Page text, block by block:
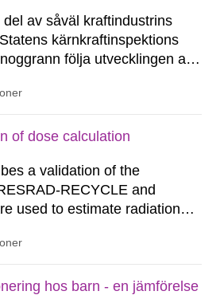
av såväl kraftindustrins
kärnkraftinspektions
följa utvecklingen av
upprepanden och för
erfarenhetsåterföring...
of dose calculation
a validation of the
RECYCLE and
used to estimate radiation
radiation doses to individuals
of slightly contaminated
hos barn - en jämförelse